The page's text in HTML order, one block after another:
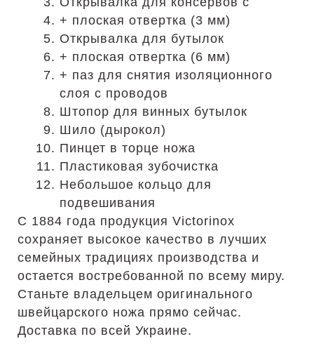
+ плоская отвертка (3 мм)
Открывалка для бутылок
+ плоская отвертка (6 мм)
+ паз для снятия изоляционного
слоя с проводов
Штопор для винных бутылок
Шило (дырокол)
Пинцет в торце ножа
Пластиковая зубочистка
Небольшое кольцо для
подвешивания
С 1884 года продукция Victorinox
сохраняет высокое качество в лучших
семейных традициях производства и
остается востребованной по всему миру.
Станьте владельцем оригинального
швейцарского ножа прямо сейчас.
Доставка по всей Украине.